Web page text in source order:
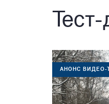
АНОНС ВИДЕО-